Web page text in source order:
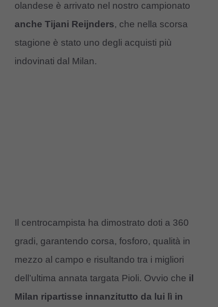
olandese è arrivato nel nostro campionato
anche Tijani Reijnders, che nella scorsa
stagione è stato uno degli acquisti più
indovinati dal Milan.
Il centrocampista ha dimostrato doti a 360
gradi, garantendo corsa, fosforo, qualità in
mezzo al campo e risultando tra i migliori
dell’ultima annata targata Pioli. Ovvio che il
Milan ripartisse innanzitutto da lui lì in